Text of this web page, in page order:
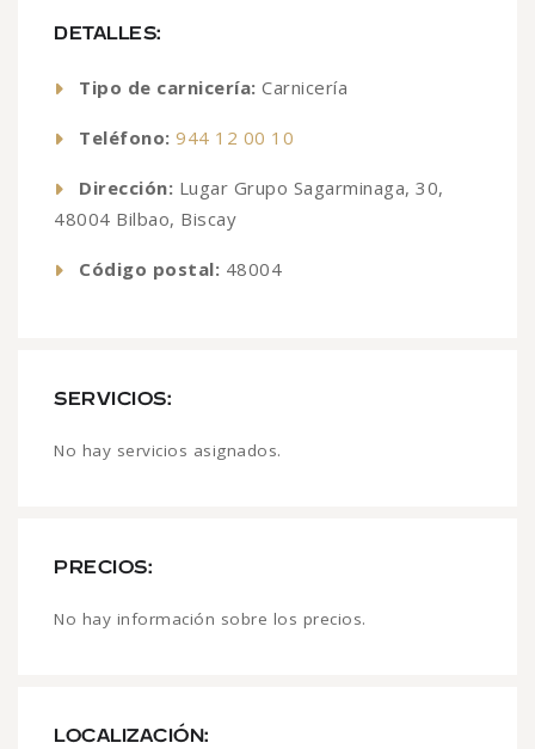
DETALLES:
Tipo de carnicería: Carnicería
Teléfono: 944 12 00 10
Dirección: Lugar Grupo Sagarminaga, 30,
48004 Bilbao, Biscay
Código postal: 48004
SERVICIOS:
No hay servicios asignados.
PRECIOS:
No hay información sobre los precios.
LOCALIZACIÓN: